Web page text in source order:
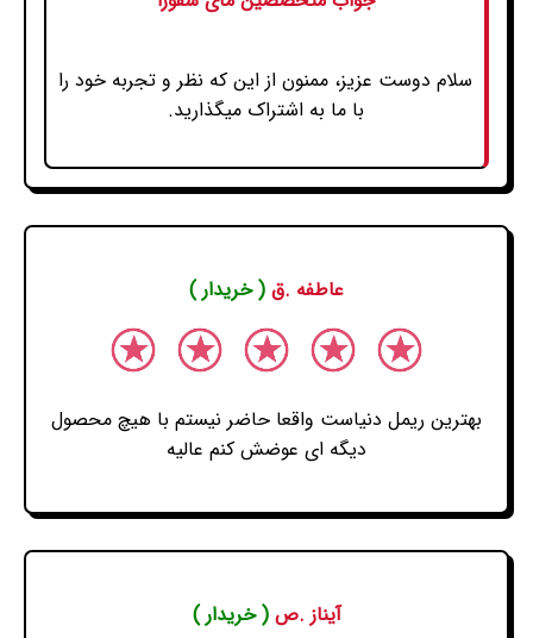
سلام دوست عزیز، ممنون از این که نظر و تجربه خود را
با ما به اشتراک میگذارید.
عاطفه .ق ( خریدار )
بهترین ریمل دنیاست واقعا حاضر نیستم با هیچ محصول
دیگه ای عوضش کنم عالیه
آیناز .ص( خریدار )